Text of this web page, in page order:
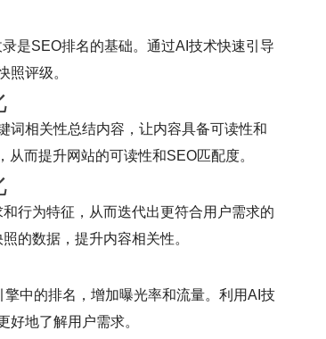
是SEO排名的基础。通过AI技术快速引导
照评级。
词相关性总结内容，让内容具备可读性和
而提升网站的可读性和SEO匹配度。
行为特征，从而迭代出更符合用户需求的
的数据，提升内容相关性。
中的排名，增加曝光率和流量。利用AI技
好地了解用户需求。